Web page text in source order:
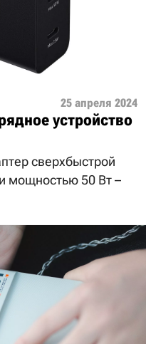
25 апреля 2024
устройство
сверхбыстрой
мощностью 50 Вт –